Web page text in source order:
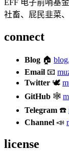
EFF 电子前哨基
社畜、屁民韭菜
connect
Blog 🏠
Email 📧
Twitter 🕊
GitHub 🕸
Telegram ☎️
Channel 📣
license